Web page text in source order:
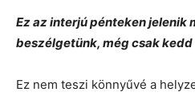
Ez az interjú pénteken jelenik
beszélgetünk, még csak
Ez nem teszi könnyűvé a